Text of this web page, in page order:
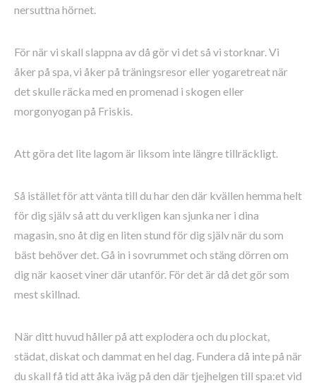
nersuttna hörnet.
För när vi skall slappna av då gör vi det så vi storknar. Vi
åker på spa, vi åker på träningsresor eller yogaretreat när
det skulle räcka med en promenad i skogen eller
morgonyogan på Friskis.
Att göra det lite lagom är liksom inte längre tillräckligt.
Så istället för att vänta till du har den där kvällen hemma helt
för dig själv så att du verkligen kan sjunka ner i dina
magasin, sno åt dig en liten stund för dig själv när du som
bäst behöver det. Gå in i sovrummet och stäng dörren om
dig när kaoset viner där utanför. För det är då det gör som
mest skillnad.
När ditt huvud håller på att explodera och du plockat,
städat, diskat och dammat en hel dag. Fundera då inte på när
du skall få tid att åka iväg på den där tjejhelgen till spa:et vid